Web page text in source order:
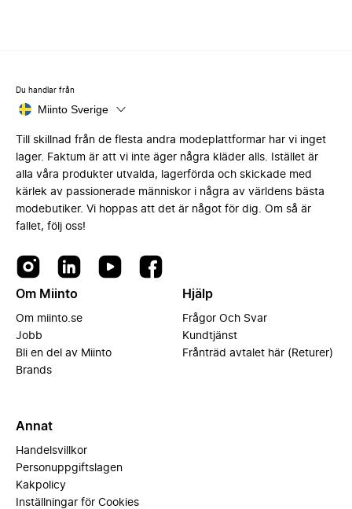
Du handlar från
Miinto Sverige
Till skillnad från de flesta andra modeplattformar har vi inget
lager. Faktum är att vi inte äger några kläder alls. Istället är
alla våra produkter utvalda, lagerförda och skickade med
kärlek av passionerade människor i några av världens bästa
modebutiker. Vi hoppas att det är något för dig. Om så är
fallet, följ oss!
Om Miinto
Om miinto.se
Jobb
Bli en del av Miinto
Brands
Hjälp
Frågor Och Svar
Kundtjänst
Frånträd avtalet här (Returer)
Annat
Handelsvillkor
Personuppgiftslagen
Kakpolicy
Inställningar för Cookies